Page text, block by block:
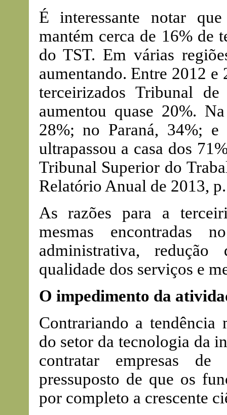
É interessante notar
mantém cerca de 16% de
do TST. Em várias
aumentando. Entre 2012
terceirizados Tribunal
aumentou quase 20%.
28%; no Paraná, 34%;
ultrapassou a casa dos
Tribunal Superior do
Relatório Anual de 2013,
As razões para a
mesmas encontradas
administrativa,
qualidade dos serviços e
O impedimento da
Contrariando a tendência
do setor da tecnologia da
contratar empresas
pressuposto de que os
por completo a crescente